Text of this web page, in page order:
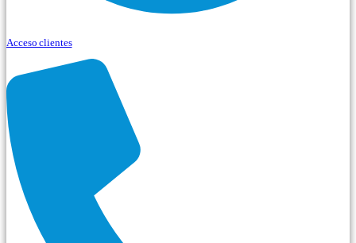
Acceso clientes